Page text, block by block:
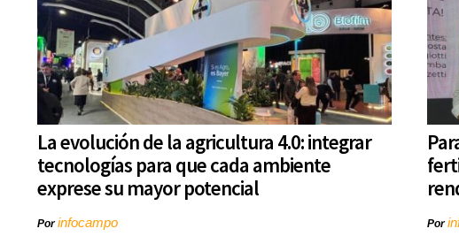
La evolución de la agricultura 4.0: integrar
tecnologías para que cada ambiente
exprese su mayor potencial
Porinfocampo Por